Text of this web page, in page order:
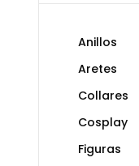
Anillos
Aretes
Collares
Cosplay
Figuras